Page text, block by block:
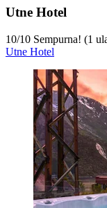
Utne Hotel
10/10 Sempurna! (1
Utne Hotel